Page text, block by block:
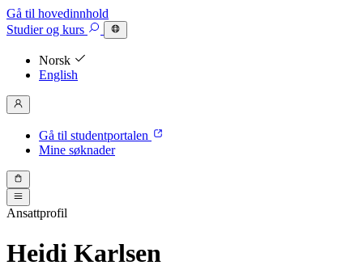
Gå til hovedinnhold
Studierog kurs
Norsk
English
Gå til studentportalen
Mine søknader
Ansattprofil
Heidi Karlsen